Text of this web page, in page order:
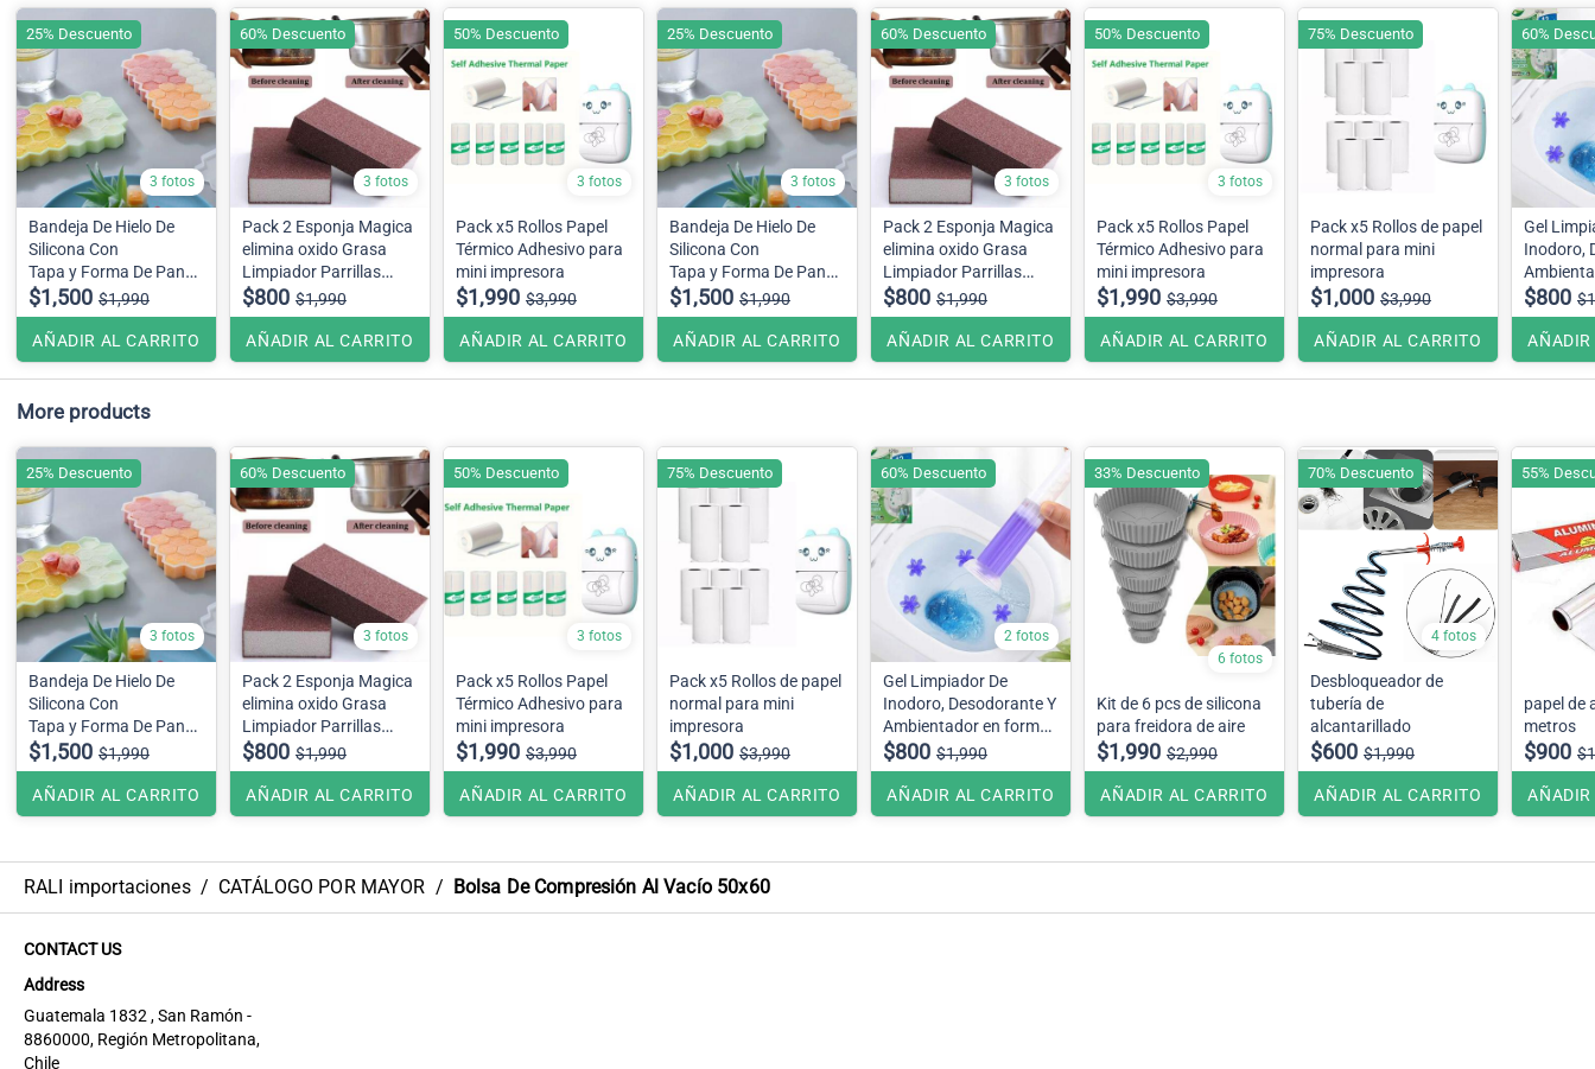
3 fotos
Bandeja De Hielo De
Silicona Con
Tapa y Forma De Panal
37 Rejillas
$1,500 $1,990
AÑADIR AL CARRITO
25% Descuento
3 fotos
Pack 2 Esponja Magica
elimina oxido Grasa
Limpiador Parrillas
Ollas
colores.
$800 $1,990
AÑADIR AL CARRITO
60% Descuento
3 fotos
Pack x5 Rollos Papel
Térmico Adhesivo para
mini impresora
$1,990 $3,990
AÑADIR AL CARRITO
50% Descuento
3 fotos
Bandeja De Hielo De
Silicona Con
Tapa y Forma De Panal
37 Rejillas
$1,500 $1,990
AÑADIR AL CARRITO
25% Descuento
3 fotos
Pack 2 Esponja Magica
elimina oxido Grasa
Limpiador Parrillas
Ollas
colores.
$800 $1,990
AÑADIR AL CARRITO
60% Descuento
3 fotos
Pack x5 Rollos Papel
Térmico Adhesivo para
mini impresora
$1,990 $3,990
AÑADIR AL CARRITO
50% Descuento
Pack x5 Rollos de papel
normal para mini
impresora
$1,000 $3,990
AÑADIR AL CARRITO
75% Descuento
Gel
Inodoro,
de Flor.
$800
AÑADIR
60%
More products
3 fotos
Bandeja De Hielo De
Silicona Con
Tapa y Forma De Panal
37 Rejillas
$1,500 $1,990
AÑADIR AL CARRITO
25% Descuento
3 fotos
Pack 2 Esponja Magica
elimina oxido Grasa
Limpiador Parrillas
Ollas
colores.
$800 $1,990
AÑADIR AL CARRITO
60% Descuento
3 fotos
Pack x5 Rollos Papel
Térmico Adhesivo para
mini impresora
$1,990 $3,990
AÑADIR AL CARRITO
50% Descuento
Pack x5 Rollos de papel
normal para mini
impresora
$1,000 $3,990
AÑADIR AL CARRITO
75% Descuento
2 fotos
Gel Limpiador De
Inodoro, Desodorante Y
Ambientador en forma
de Flor.
$800 $1,990
AÑADIR AL CARRITO
60% Descuento
6 fotos
Kit de 6 pcs de silicona
para freidora de aire
$1,990 $2,990
AÑADIR AL CARRITO
33% Descuento
4 fotos
Desbloqueador de
tubería de
alcantarillado
$600 $1,990
AÑADIR AL CARRITO
70% Descuento
papel de
metros
$900
AÑADIR
55%
RALI importaciones / CATÁLOGO POR MAYOR / Bolsa De Compresión Al Vacío 50x60
CONTACT US
Address
Guatemala 1832 , San Ramón -
8860000, Región Metropolitana,
Chile